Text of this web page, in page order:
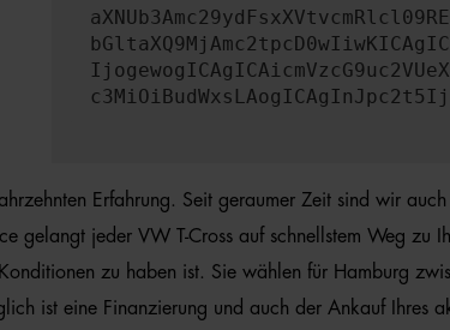
Erfahrung. Seit geraumer Zeit sind wir
gelangt jeder VW T-Cross auf schnellstem Weg
zu haben ist. Sie wählen für Hamburg
ist eine Finanzierung und auch der Ankauf Ihres